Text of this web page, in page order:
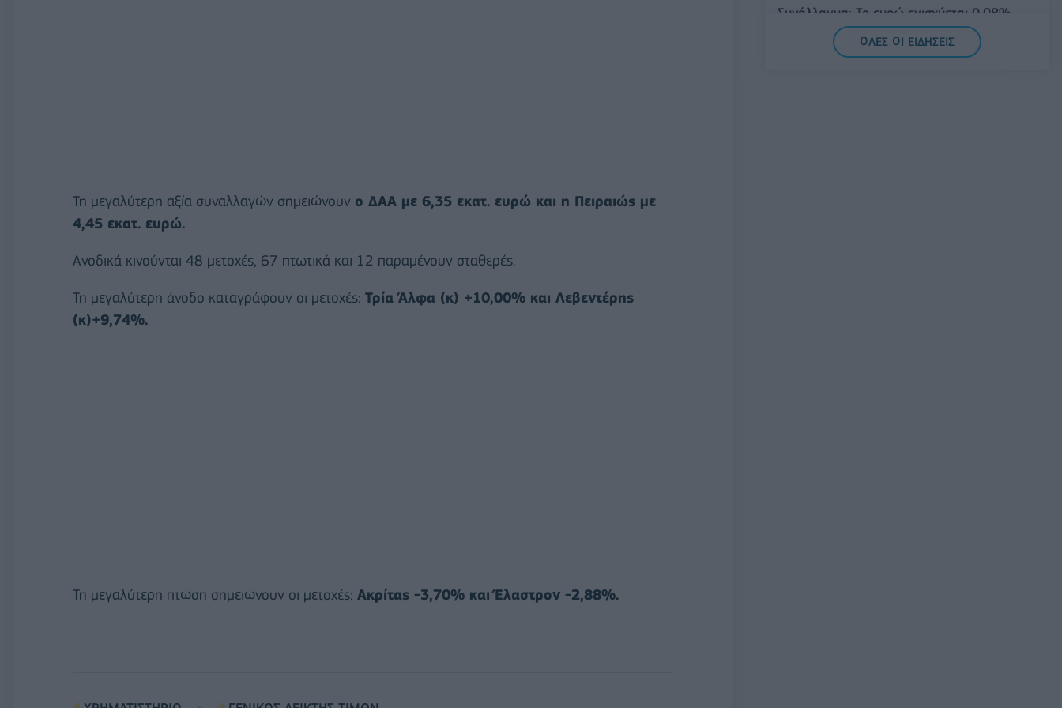
Τη μεγαλύτερη αξία συναλλαγών σημειώνουν ο ΔΑΑ με 6,35 εκατ. ευρώ και η Πειραιώς με
4,45 εκατ. ευρώ.
Ανοδικά κινούνται 48 μετοχές, 67 πτωτικά και 12 παραμένουν σταθερές.
Τη μεγαλύτερη άνοδο καταγράφουν οι μετοχές: Τρία Άλφα (κ) +10,00% και Λεβεντέρης
(κ)+9,74%.
Τη μεγαλύτερη πτώση σημειώνουν οι μετοχές: Ακρίτας -3,70% και Έλαστρον -2,88%.
Συνάλλαγμα: Το ευρώ ενισχύεται 0,08%,
στα 1,1534 δολάρια
07/08/2026 - 15:45
ΟΛΕΣ ΟΙ ΕΙΔΗΣΕΙΣ